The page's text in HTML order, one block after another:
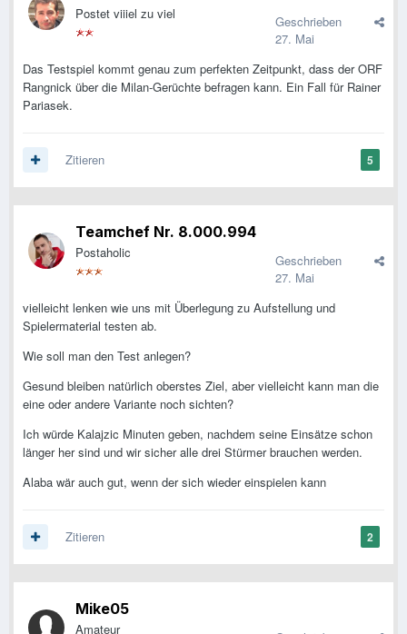
Postet viiiel zu viel
Geschrieben
27. Mai
Das Testspiel kommt genau zum perfekten Zeitpunkt, dass der ORF
Rangnick über die Milan-Gerüchte befragen kann. Ein Fall für Rainer
Pariasek.
5
Zitieren
Teamchef Nr. 8.000.994
Postaholic
Geschrieben
27. Mai
vielleicht lenken wie uns mit Überlegung zu Aufstellung und
Spielermaterial testen ab.
Wie soll man den Test anlegen?
Gesund bleiben natürlich oberstes Ziel, aber vielleicht kann man die
eine oder andere Variante noch sichten?
Ich würde Kalajzic Minuten geben, nachdem seine Einsätze schon
länger her sind und wir sicher alle drei Stürmer brauchen werden.
Alaba wär auch gut, wenn der sich wieder einspielen kann
2
Zitieren
Mike05
Amateur